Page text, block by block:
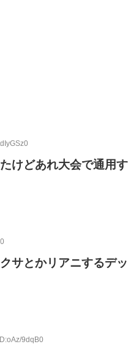
けどあれ大会で通用す
サとかリアニするデッ
9dqB0